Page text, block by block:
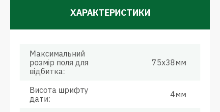
ХАРАКТЕРИСТИКИ
Максимальний
розмір поля для
відбитка:
75х38мм
Висота шрифту
дати:
4мм